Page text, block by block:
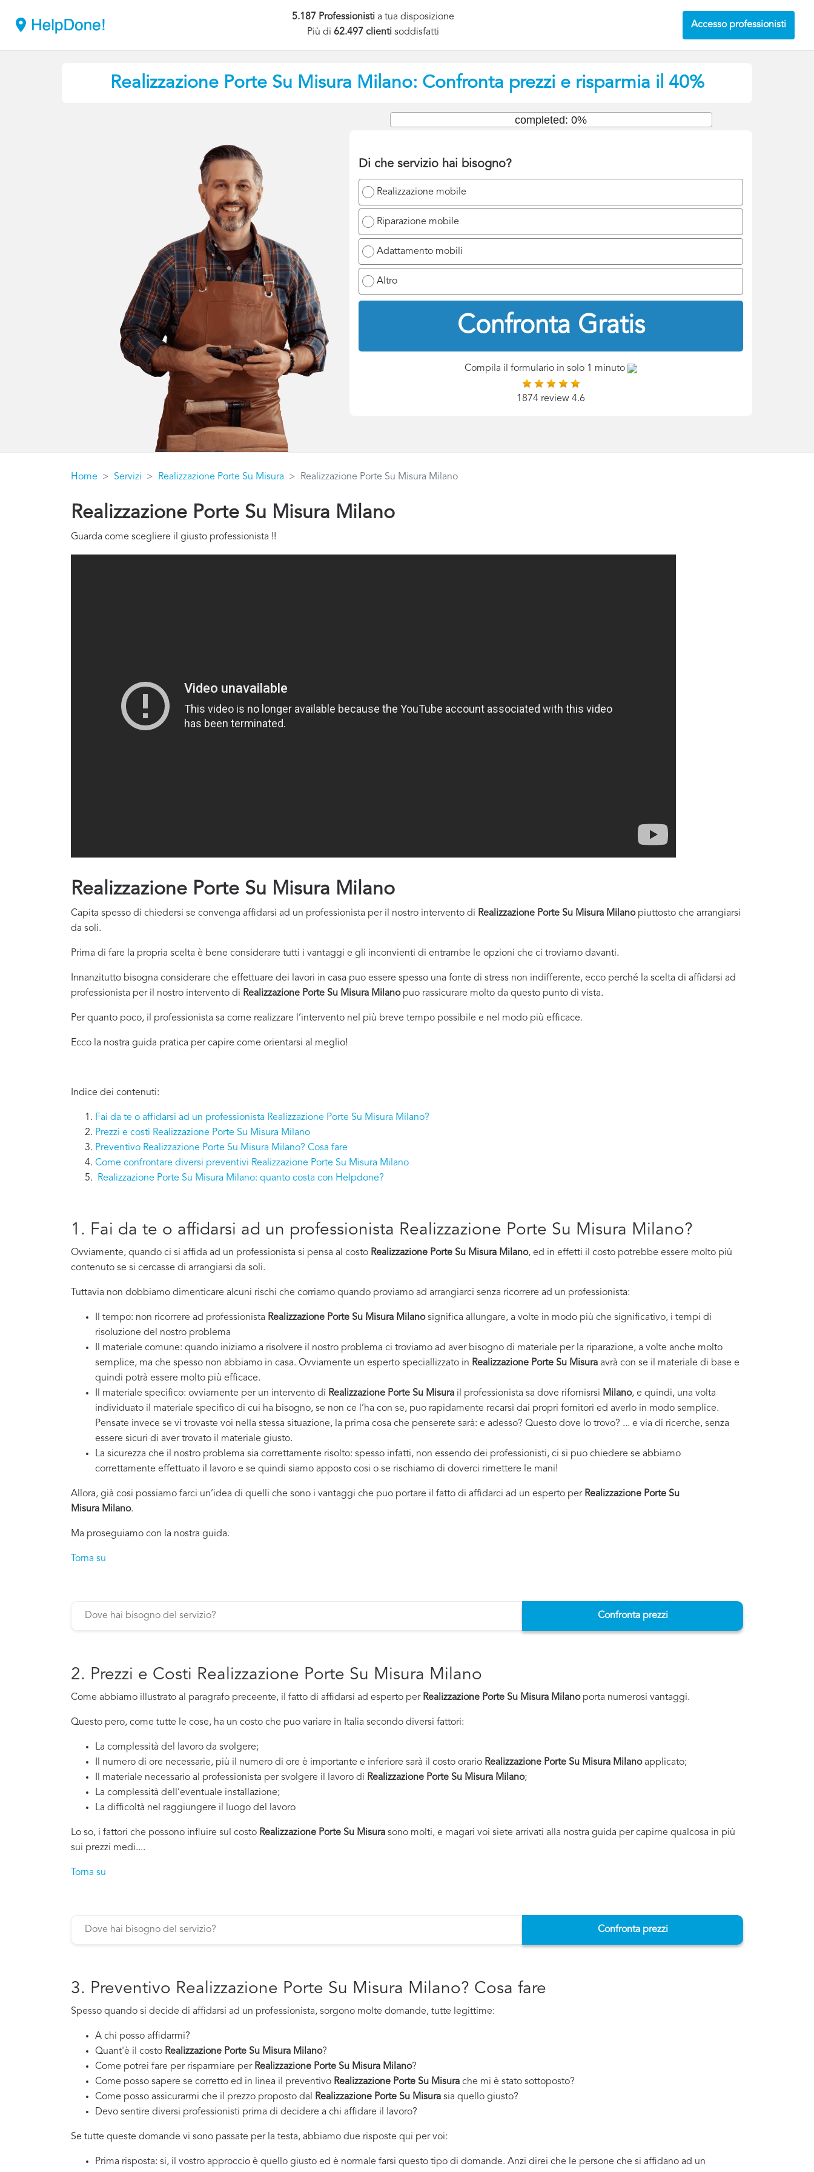
5.187 Professionisti a tua disposizione
Più di62.497 clientisoddisfatti
Accesso professionisti
Realizzazione Porte Su Misura Milano: Confronta prezzi e risparmia il 40%
Di che servizio hai bisogno?
Realizzazione mobile
Riparazione mobile
Adattamento mobili
Altro
Confronta Gratis
completed: 0%
Compila il formulario in solo 1 minuto
1874 review 4.6
Home Servizi Realizzazione Porte Su Misura Realizzazione Porte Su Misura Milano
Realizzazione Porte Su Misura Milano
Guarda come scegliere il giusto professionista !!
Realizzazione Porte Su Misura Milano
Capita spesso di chiedersi se convenga affidarsi ad un professionista per il nostro intervento di Realizzazione Porte Su Misura Milanopiuttosto che arrangiarsi
da soli.
Prima di fare la propria scelta è bene considerare tutti i vantaggi e gli inconvienti di entrambe le opzioni che ci troviamo davanti.
Innanzitutto bisogna considerare che effettuare dei lavori in casa puo essere spesso una fonte di stress non indifferente, ecco perché la scelta di affidarsi ad
professionista per il nostro intervento di Realizzazione Porte Su Misura Milano puo rassicurare molto da questo punto di vista.
Per quanto poco, il professionista sa come realizzare l’intervento nel più breve tempo possibile e nel modo più efficace.
Ecco la nostra guida pratica per capire come orientarsi al meglio!
Indice dei contenuti:
Fai da te o affidarsi ad un professionista Realizzazione Porte Su Misura Milano?
Prezzi e costi Realizzazione Porte Su Misura Milano
Preventivo Realizzazione Porte Su Misura Milano? Cosa fare
Come confrontare diversi preventivi Realizzazione Porte Su Misura Milano
Realizzazione Porte Su Misura Milano: quanto costa con Helpdone?
1. Fai da te o affidarsi ad un professionista Realizzazione Porte Su Misura Milano?
Ovviamente, quando ci si affida ad un professionista si pensa al costo Realizzazione Porte Su Misura Milano, ed in effetti il costo potrebbe essere molto più
contenuto se si cercasse di arrangiarsi da soli.
Tuttavia non dobbiamo dimenticare alcuni rischi che corriamo quando proviamo ad arrangiarci senza ricorrere ad un professionista:
Il tempo: non ricorrere ad professionista Realizzazione Porte Su Misura Milanosignifica allungare, a volte in modo più che significativo, i tempi di
risoluzione del nostro problema
Il materiale comune: quando iniziamo a risolvere il nostro problema ci troviamo ad aver bisogno di materiale per la riparazione, a volte anche molto
semplice, ma che spesso non abbiamo in casa. Ovviamente un esperto speciallizzato in Realizzazione Porte Su Misura avrà con se il materiale di base e
quindi potrà essere molto più efficace.
Il materiale specifico: ovviamente per un intervento di Realizzazione Porte Su Misura il professionista sa dove rifornisrsi Milano, e quindi, una volta
individuato il materiale specifico di cui ha bisogno, se non ce l’ha con se, puo rapidamente recarsi dai propri fornitori ed averlo in modo semplice.
Pensate invece se vi trovaste voi nella stessa situazione, la prima cosa che penserete sarà: e adesso? Questo dove lo trovo? ... e via di ricerche, senza
essere sicuri di aver trovato il materiale giusto.
La sicurezza che il nostro problema sia correttamente risolto: spesso infatti, non essendo dei professionisti, ci si puo chiedere se abbiamo
correttamente effettuato il lavoro e se quindi siamo apposto cosi o se rischiamo di doverci rimettere le mani!
Allora, già cosi possiamo farci un’idea di quelli che sono i vantaggi che puo portare il fatto di affidarci ad un esperto per Realizzazione Porte Su
Misura Milano.
Ma proseguiamo con la nostra guida.
Torna su
Confronta prezzi
2. Prezzi e Costi Realizzazione Porte Su Misura Milano
Come abbiamo illustrato al paragrafo preceente, il fatto di affidarsi ad esperto per Realizzazione Porte Su Misura Milanoporta numerosi vantaggi.
Questo pero, come tutte le cose, ha un costo che puo variare in Italia secondo diversi fattori:
La complessità del lavoro da svolgere;
Il numero di ore necessarie, più il numero di ore è importante e inferiore sarà il costo orario Realizzazione Porte Su Misura Milanoapplicato;
Il materiale necessario al professionista per svolgere il lavoro di Realizzazione Porte Su Misura Milano;
La complessità dell’eventuale installazione;
La difficoltà nel raggiungere il luogo del lavoro
Lo so, i fattori che possono influire sul costo Realizzazione Porte Su Misura sono molti, e magari voi siete arrivati alla nostra guida per capirne qualcosa in più
sui prezzi medi....
Torna su
Confronta prezzi
3. Preventivo Realizzazione Porte Su Misura Milano? Cosa fare
Spesso quando si decide di affidarsi ad un professionista, sorgono molte domande, tutte legittime:
A chi posso affidarmi?
Quant'è il costo Realizzazione Porte Su Misura Milano?
Come potrei fare per risparmiare per Realizzazione Porte Su Misura Milano?
Come posso sapere se corretto ed in linea il preventivo Realizzazione Porte Su Misura che mi è stato sottoposto?
Come posso assicurarmi che il prezzo proposto dal Realizzazione Porte Su Misura sia quello giusto?
Devo sentire diversi professionisti prima di decidere a chi affidare il lavoro?
Se tutte queste domande vi sono passate per la testa, abbiamo due risposte qui per voi:
Prima risposta: si, il vostro approccio è quello giusto ed è normale farsi questo tipo di domande. Anzi direi che le persone che si affidano ad un